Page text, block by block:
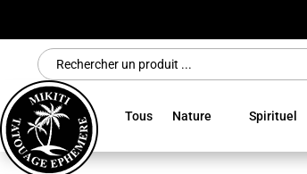
Search
for:
Tous Nature Spirituel